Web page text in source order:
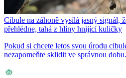
Cibule na záhoně vysílá jasný signál,
přehlédne, tahá z hlíny hnijící kuličky
Pokud si chcete letos svou úrodu
nezapomeňte sklidit ve správnou